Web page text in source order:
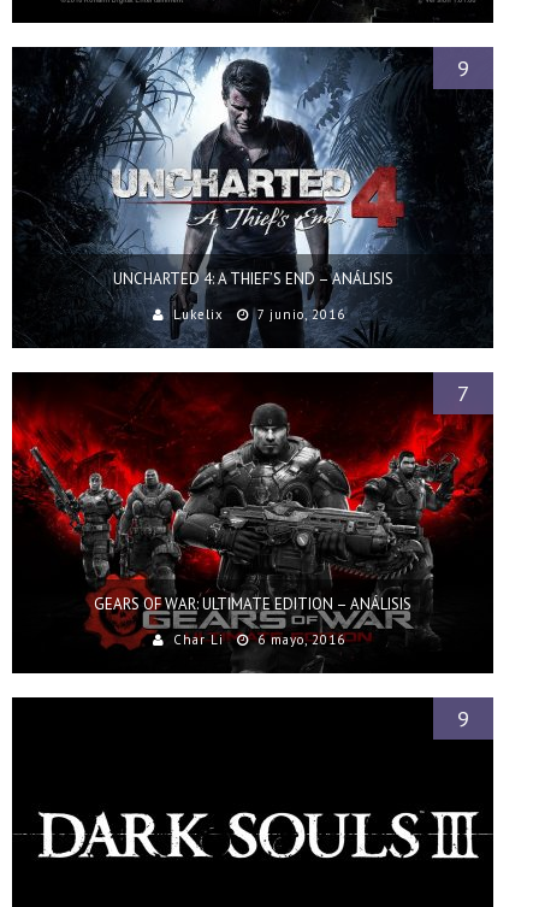
UNCHARTED 4: A THIEF’S END – ANÁLISIS
Lukelix 7 junio, 2016
9
GEARS OF WAR: ULTIMATE EDITION – ANÁLISIS
Char Li 6 mayo, 2016
7
9